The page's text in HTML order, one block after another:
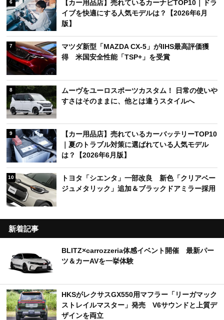
6
【カー用品店】売れているカーナビTOP10｜ドラ
イブを快適にする人気モデルは？【2026年6月
版】
7
マツダ新型「MAZDA CX-5」がIIHS最高評価獲
得 米国安全性能「TSP+」を受賞
8
ムーヴをユーロスポーツカスタム！ 日常の使いや
すさはそのままに、他とは違うスタイルへ
9
【カー用品店】売れているカーバッテリーTOP10
｜夏のトラブル対策に選ばれている人気モデル
は？【2026年6月版】
10
トヨタ「シエンタ」一部改良 新色「クリアベー
ジュメタリック」追加＆ブラックドアミラー採用
新着記事
BLITZ×carrozzeria体感イベント開催 最新パー
ツ＆カーAVを一挙体験
HKSがレクサスGX550用マフラー「リーガマック
ストレイルマスター」発売 V6サウンドと上質デ
ザインを両立